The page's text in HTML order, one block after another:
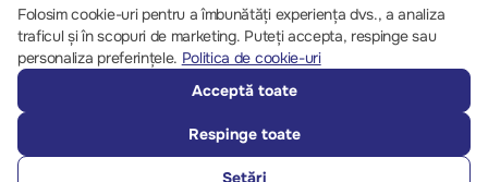
© 2013 – 2026 ECOM
Folosim cookie-uri pentru a îmbunătăți experiența dvs., a analiza
traficul și în scopuri de marketing. Puteți accepta, respinge sau
personaliza preferințele. Politica de cookie-uri
Acceptă toate
Respinge toate
Setări